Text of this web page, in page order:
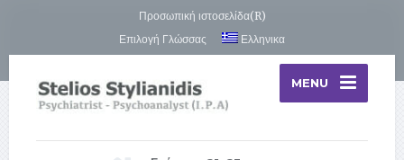
Προσωπική ιστοσελίδα(R)
Επιλογή Γλώσσας
Ελληνικα
MENU